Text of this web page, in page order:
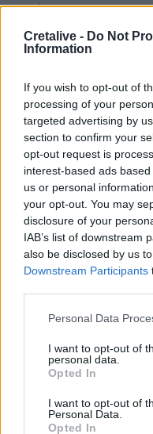
Cretalive - Do Not
Information
If you wish to opt-out of
processing of your
targeted advertising by
section to confirm your
opt-out request is
interest-based ads
us or personal
your opt-out. You may
disclosure of your
IAB’s list of downstream
also be disclosed by us
Downstream Participants
Personal Data
I want to opt-out of
personal data.
Opted In
I want to opt-out of
Personal Data.
Opted In
Βιάννου για την λήψη
16:13
Στο Μάραθος θα
Δήμου Μαλεβιζίου
Μαζικές
εργαζόμενους στην
GLOBAL & REGIONAL
προοπτικές στις
στην Ευρώπη
Ευλογιά των προβάτων:
της διασποράς της
16:00
Χανιά: Νέα στοιχεία
Είχε μεταφερθεί στο